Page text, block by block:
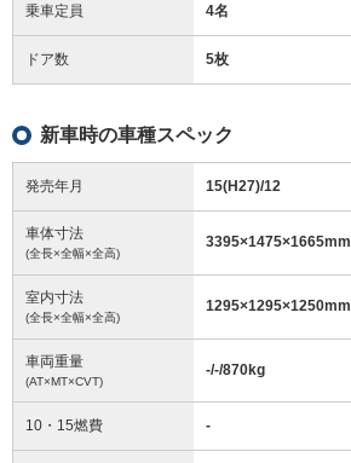
乗車定員 4名
ドア数 5枚
新車時の車種スペック
発売年月 15(H27)/12
車体寸法
(全長×全幅×全高)
3395×1475×1665mm
室内寸法
(全長×全幅×全高)
1295×1295×1250mm
車両重量
(AT×MT×CVT)
-/-/870kg
10・15燃費 -